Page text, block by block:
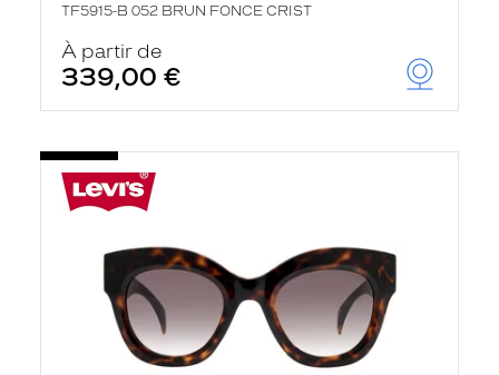
TF5915-B 052 BRUN FONCE CRIST
À partir de
339,00 €